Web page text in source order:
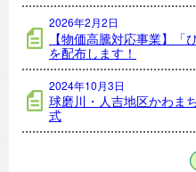
2026年2月2日
【物価高騰対応事業】「
を配布します！
2024年10月3日
球磨川・人吉地区かわま
式